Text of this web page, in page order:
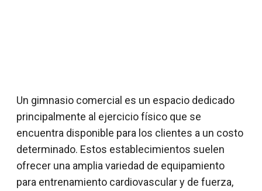
Un gimnasio comercial es un espacio dedicado
principalmente al ejercicio físico que se
encuentra disponible para los clientes a un costo
determinado. Estos establecimientos suelen
ofrecer una amplia variedad de equipamiento
para entrenamiento cardiovascular y de fuerza,